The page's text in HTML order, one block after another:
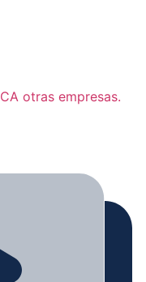
otras empresas.